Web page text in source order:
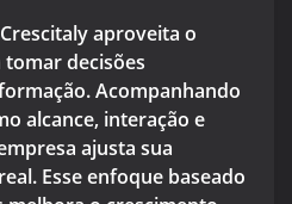
aproveita o
decisões
Acompanhando
alcance, interação e
ajusta sua
Esse enfoque baseado